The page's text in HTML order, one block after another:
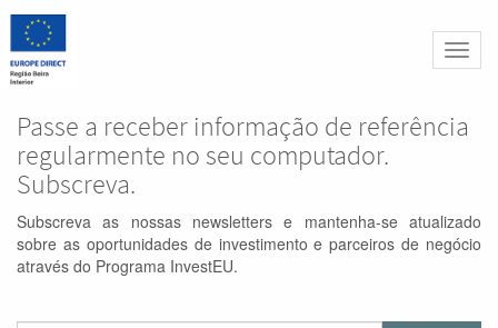
Passe a receber informação de referência
regularmente no seu computador.
Subscreva.
Subscreva as nossas newsletters e mantenha-se atualizado
sobre as oportunidades de investimento e parceiros de negócio
através do Programa InvestEU.